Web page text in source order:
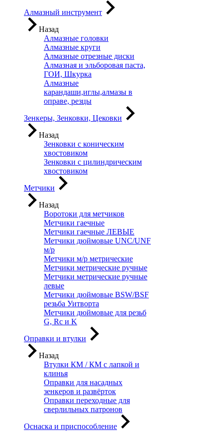
Алмазный инструмент
Назад
Алмазные головки
Алмазные круги
Алмазные отрезные диски
Алмазная и эльборовая паста,
ГОИ, Шкурка
Алмазные
карандаши,иглы,алмазы в
оправе, резцы
Зенкеры, Зенковки, Цековки
Назад
Зенковки с коническим
хвостовиком
Зенковки с цилиндрическим
хвостовиком
Метчики
Назад
Воротоки для метчиков
Метчики гаечные
Метчики гаечные ЛЕВЫЕ
Метчики дюймовые UNC/UNF
м/р
Метчики м/р метрические
Метчики метрические ручные
Метчики метрические ручные
левые
Метчики дюймовые BSW/BSF
резьба Уитворта
Метчики дюймовые для резьб
G, Rc и K
Оправки и втулки
Назад
Втулки КМ / КМ с лапкой и
клинья
Оправки для насадных
зенкеров и развёрток
Оправки переходные для
сверлильных патронов
Оснаска и приспособление